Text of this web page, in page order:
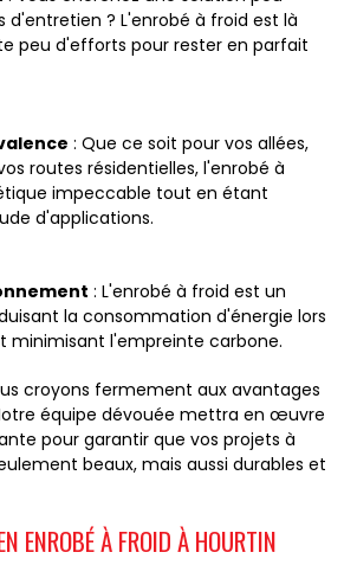
d'entretien ? L'enrobé à froid est là
peu d'efforts pour rester en parfait
: Que ce soit pour vos allées,
routes résidentielles, l'enrobé à
impeccable tout en étant
d'applications.
: L'enrobé à froid est un
la consommation d'énergie lors
minimisant l'empreinte carbone.
croyons fermement aux avantages
équipe dévouée mettra en œuvre
pour garantir que vos projets à
beaux, mais aussi durables et
ENROBÉ À FROID À HOURTIN